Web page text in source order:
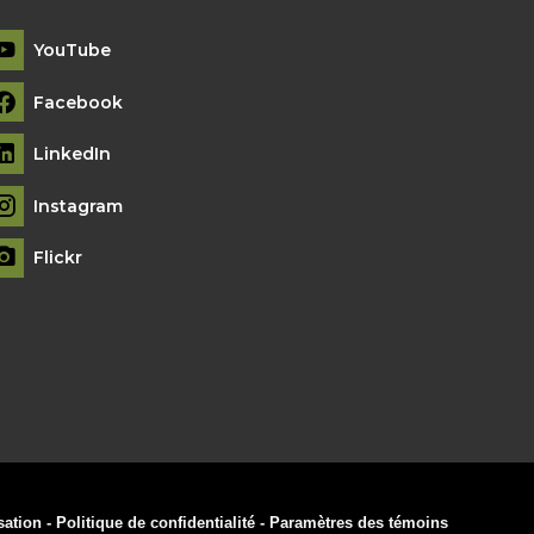
YouTube
Facebook
LinkedIn
Instagram
Flickr
- Politique de confidentialité - Paramètres des témoins